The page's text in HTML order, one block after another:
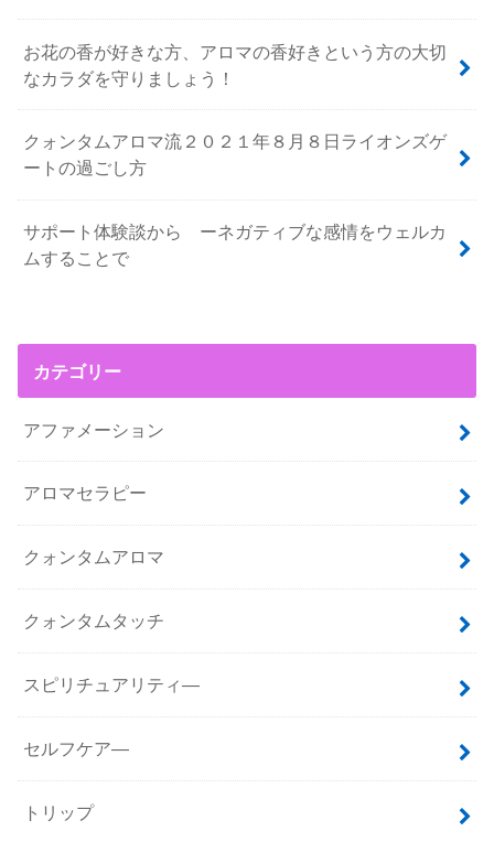
お花の香が好きな方、アロマの香好きという方の大切
なカラダを守りましょう！
クォンタムアロマ流２０２１年８月８日ライオンズゲ
ートの過ごし方
サポート体験談から ーネガティブな感情をウェルカ
ムすることで
カテゴリー
アファメーション
アロマセラピー
クォンタムアロマ
クォンタムタッチ
スピリチュアリティ―
セルフケア―
トリップ